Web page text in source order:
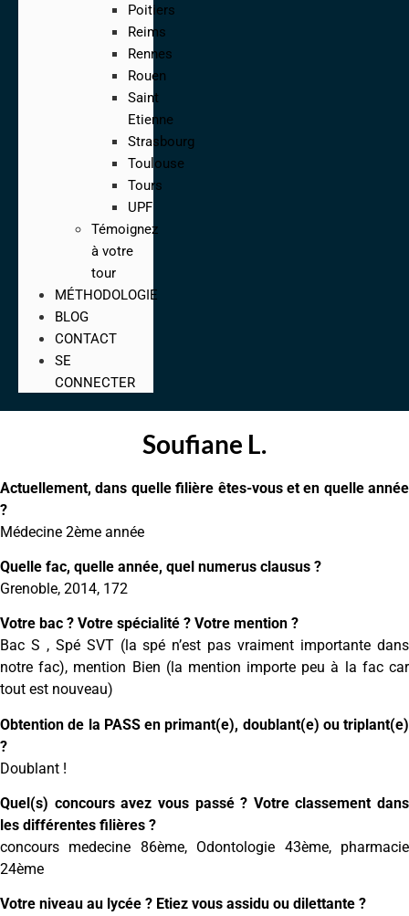
Poitiers
Reims
Rennes
Rouen
Saint
Etienne
Strasbourg
Toulouse
Tours
UPF
Témoignez
à votre
tour
MÉTHODOLOGIE
BLOG
CONTACT
SE
CONNECTER
Soufiane L.
Actuellement, dans quelle filière êtes-vous et en quelle année
?
Médecine 2ème année
Quelle fac, quelle année, quel numerus clausus ?
Grenoble, 2014, 172
Votre bac ? Votre spécialité ? Votre mention ?
Bac S , Spé SVT (la spé n’est pas vraiment importante dans
notre fac), mention Bien (la mention importe peu à la fac car
tout est nouveau)
Obtention de la PASS en primant(e), doublant(e) ou triplant(e)
?
Doublant !
Quel(s) concours avez vous passé ? Votre classement dans
les différentes filières ?
concours medecine 86ème, Odontologie 43ème, pharmacie
24ème
Votre niveau au lycée ? Etiez vous assidu ou dilettante ?